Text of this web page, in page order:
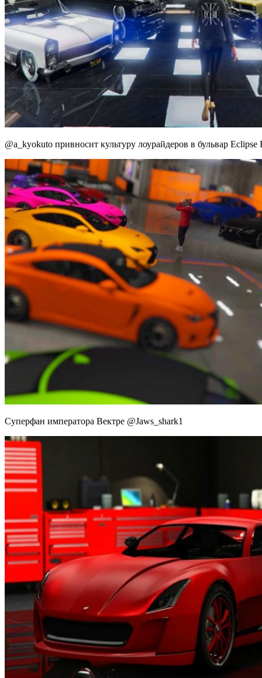
@a_kyokuto привносит культуру лоурайдеров в бульвар Eclipse
Суперфан императора Вектре @Jaws_shark1